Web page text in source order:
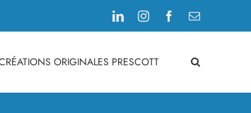
LinkedInInstagramFacebook
Email
ORIGINALES PRESCOTT